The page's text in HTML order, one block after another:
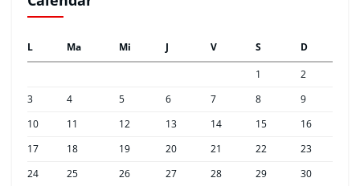
L Ma Mi J V S
D
1
2
3
4 5 6 7 8
9
10
11 12 13 14 15
16
17
18 19 20 21 22
23
24
25 26 27 28 29
30